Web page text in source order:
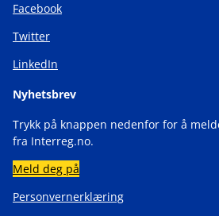
Facebook
Twitter
LinkedIn
Nyhetsbrev
Trykk på knappen nedenfor for å
fra Interreg.no.
Meld deg på
Personvernerklæring